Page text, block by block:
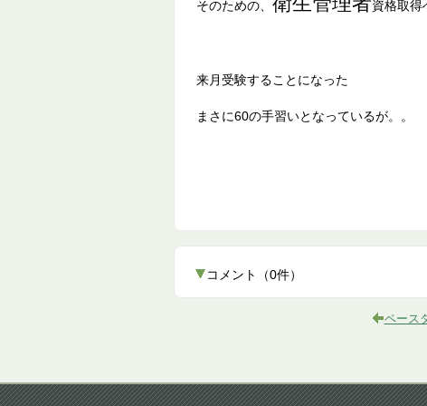
そのための、 資格取得
来月受験することになった
まさに60の手習いとなっているが。。
コメント （0件）
ペース